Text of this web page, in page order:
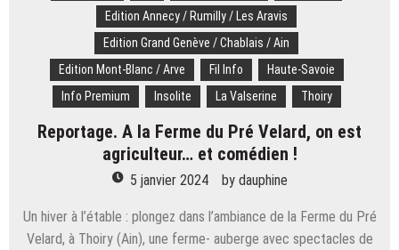
Sophie
et
Nicolas
Edition Annecy / Rumilly / Les Aravis
Edition Grand Genève / Chablais / Ain
Edition Mont-Blanc / Arve
Fil Info
Haute-Savoie
Info Premium
Insolite La Valserine Thoiry
Reportage. A la Ferme du Pré Velard, on est
agriculteur… et comédien !
5 janvier 2024 by dauphine
Un hiver à l’étable : plongez dans l’ambiance de la Ferme du Pré
Velard, à Thoiry (Ain), une ferme- auberge avec spectacles de